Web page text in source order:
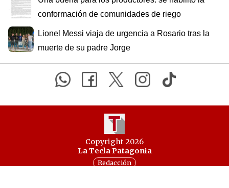
conformación de comunidades de riego
Lionel Messi viaja de urgencia a Rosario tras la
muerte de su padre Jorge
Copyright 2026
La Tecla Patagonia
Redacción